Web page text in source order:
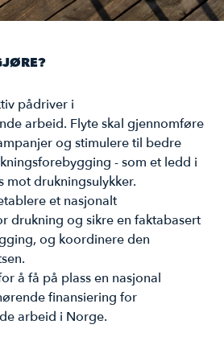
pådriver i
arbeid. Flyte skal gjennomføre
og stimulere til bedre
- som et ledd i
mot drukningsulykker.
et nasjonalt
drukning og sikre en faktabasert
og koordinere den
å få på plass en nasjonal
finansiering for
arbeid i Norge.